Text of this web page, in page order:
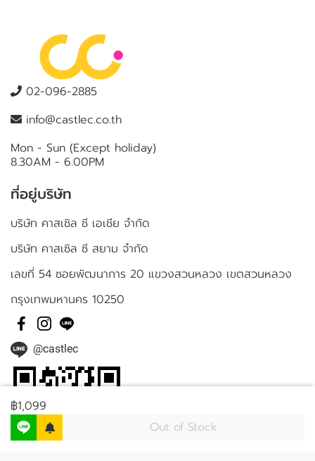
฿1,099
Out of Stock
02-096-2885
info@castlec.co.th
Mon - Sun (Except holiday)
8.30AM - 6.00PM
ที่อยู่บริษัท
บริษัท คาสเซิล ซี เอเชีย จำกัด
บริษัท คาสเซิล ซี สยาม จำกัด
เลขที่ 54 ซอยพัฒนาการ 20 แขวงสวนหลวง เขตสวนหลวง
กรุงเทพมหานคร 10250
@castlec